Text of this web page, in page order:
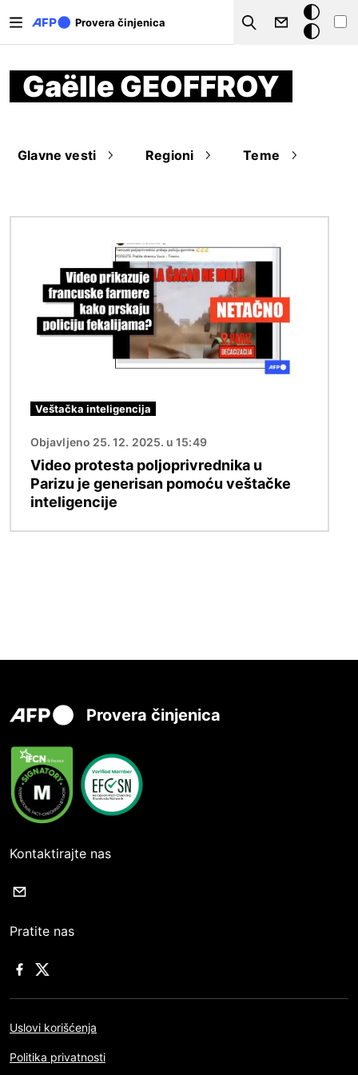
Provera činjenica
Search
Tamna
pozadina
Gaëlle GEOFFROY
Glavne vesti Regioni Teme
Veštačka inteligencija
Objavljeno 25. 12. 2025. u 15:49
Video protesta poljoprivrednika u
Parizu je generisan pomoću veštačke
inteligencije
Provera činjenica
Kontaktirajte nas
Pratite nas
Uslovi korišćenja
Politika privatnosti